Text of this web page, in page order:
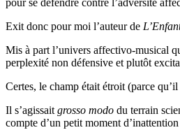
pour se défendre contre l’adversité
Exit donc pour moi l’auteur de
Mis à part l’univers affectivo-musical
perplexité non défensive et plutôt
Certes, le champ était étroit (parce
Il s’agissaitgrosso modo du terrain
compte d’un petit moment